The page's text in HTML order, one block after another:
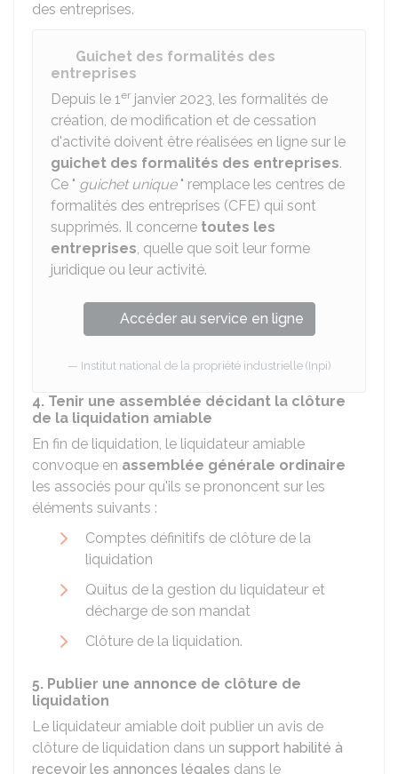
des entreprises.
Guichet des formalités des
entreprises
Depuis le 1er janvier 2023, les formalités de
création, de modification et de cessation
d'activité doivent être réalisées en ligne sur le
guichet des formalités des entreprises.
Ce " guichet unique" remplace les centres de
formalités des entreprises (CFE) qui sont
supprimés. Il concerne toutes les
entreprises, quelle que soit leur forme
juridique ou leur activité.
Accéder au service en ligne
Institut national de la propriété industrielle (Inpi)
4. Tenir une assemblée décidant la clôture
de la liquidation amiable
En fin de liquidation, le liquidateur amiable
convoque en assemblée générale ordinaire
les associés pour qu'ils se prononcent sur les
éléments suivants :
Comptes définitifs de clôture de la
liquidation
Quitus de la gestion du liquidateur et
décharge de son mandat
Clôture de la liquidation.
5. Publier une annonce de clôture de
liquidation
Le liquidateur amiable doit publier un avis de
clôture de liquidation dans un support habilité à
recevoir les annonces légales dans le